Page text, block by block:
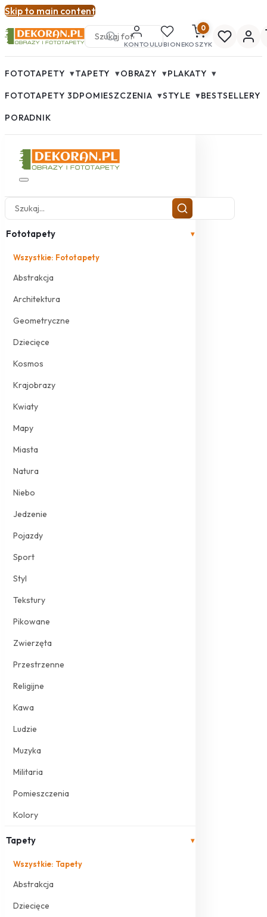
Skip to main content
KONTOULUBIONE
0
KOSZYK
FOTOTAPETY ▾TAPETY ▾OBRAZY ▾PLAKATY ▾
FOTOTAPETY 3DPOMIESZCZENIA ▾STYLE ▾BESTSELLERY
PORADNIK
Fototapety ▾
Wszystkie: Fototapety
Abstrakcja
Architektura
Geometryczne
Dziecięce
Kosmos
Krajobrazy
Kwiaty
Mapy
Miasta
Natura
Niebo
Jedzenie
Pojazdy
Sport
Styl
Tekstury
Pikowane
Zwierzęta
Przestrzenne
Religijne
Kawa
Ludzie
Muzyka
Militaria
Pomieszczenia
Kolory
Tapety ▾
Wszystkie: Tapety
Abstrakcja
Dziecięce